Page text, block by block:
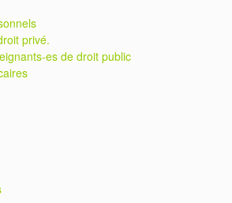
privé.
es de droit public